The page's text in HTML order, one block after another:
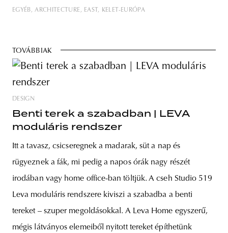
EGYÉB ARCHITECTURE EAST KELET-EURÓPA
TOVÁBBIAK
DESIGN
Benti terek a szabadban | LEVA
moduláris rendszer
Itt a tavasz, csicseregnek a madarak, süt a nap és
rügyeznek a fák, mi pedig a napos órák nagy részét
irodában vagy home office-ban töltjük. A cseh Studio 519
Leva moduláris rendszere kiviszi a szabadba a benti
tereket – szuper megoldásokkal. A Leva Home egyszerű,
mégis látványos elemeiből nyitott tereket építhetünk